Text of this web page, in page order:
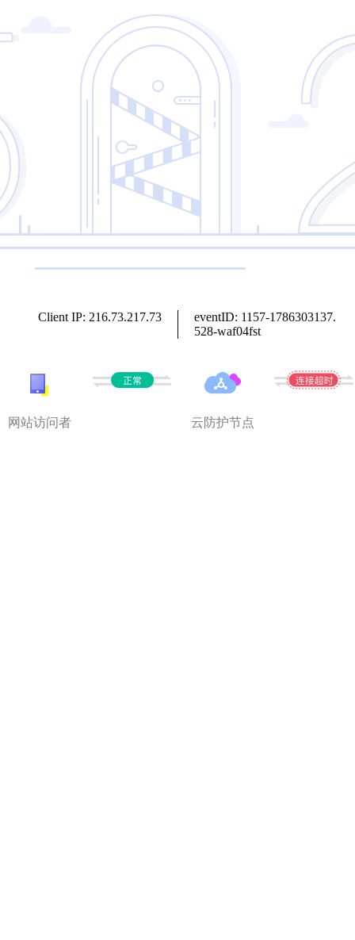
Client IP: 216.73.217.73
eventID: 1157-1786303137.
528-waf04fst
网站访问者 云防护节点